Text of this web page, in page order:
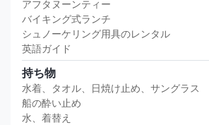
アフタヌーンティー
バイキング式ランチ
シュノーケリング用具のレンタル
英語ガイド
持ち物
水着、タオル、日焼け止め、サングラス
船の酔い止め
水、着替え